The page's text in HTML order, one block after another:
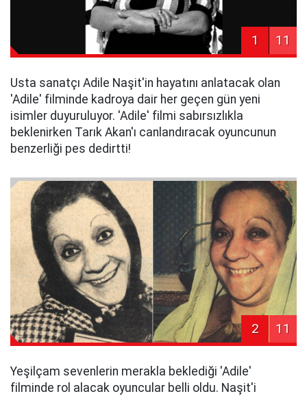
1 11
Usta sanatçı Adile Naşit'in hayatını anlatacak olan
'Adile' filminde kadroya dair her geçen gün yeni
isimler duyuruluyor. 'Adile' filmi sabırsızlıkla
beklenirken Tarık Akan'ı canlandıracak oyuncunun
benzerliği pes dedirtti!
2 11
Yeşilçam sevenlerin merakla beklediği 'Adile'
filminde rol alacak oyuncular belli oldu. Naşit'i